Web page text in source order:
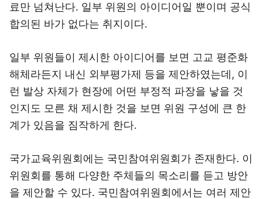
료만 넘쳐난다. 일부 위원의 아이디어일 뿐이며 공식
합의된 바가 없다는 취지이다.
일부 위원들이 제시한 아이디어를 보면 고교 평준화
해체라든지 내신 외부평가제 등을 제안하였는데, 이
런 발상 자체가 현장에 어떤 부정적 파장을 낳을 것
인지도 모른 채 제시한 것을 보면 위원 구성에 큰 한
계가 있음을 짐작하게 한다.
국가교육위원회에는 국민참여위원회가 존재한다. 이
위원회를 통해 다양한 주체들의 목소리를 듣고 방안
을 제안할 수 있다. 국민참여위원회에서는 여러 제안